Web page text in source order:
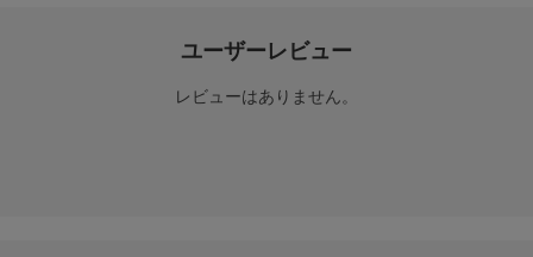
ユーザーレビュー
レビューはありません。